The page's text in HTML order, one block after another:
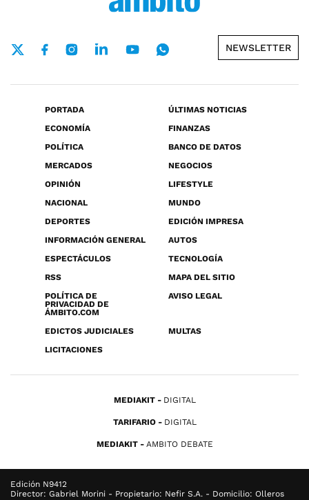
NEWSLETTER
PORTADA
ÚLTIMAS NOTICIAS
ECONOMÍA
FINANZAS
POLÍTICA
BANCO DE DATOS
MERCADOS
NEGOCIOS
OPINIÓN
LIFESTYLE
NACIONAL
MUNDO
DEPORTES
EDICIÓN IMPRESA
INFORMACIÓN GENERAL
AUTOS
ESPECTÁCULOS
TECNOLOGÍA
RSS
MAPA DEL SITIO
POLÍTICA DE
PRIVACIDAD DE
ÁMBITO.COM
AVISO LEGAL
EDICTOS JUDICIALES
MULTAS
LICITACIONES
MEDIAKIT DIGITAL
TARIFARIO DIGITAL
MEDIAKIT AMBITO DEBATE
Edición N9412
Director: Gabriel Morini - Propietario: Nefir S.A. - Domicilio: Olleros